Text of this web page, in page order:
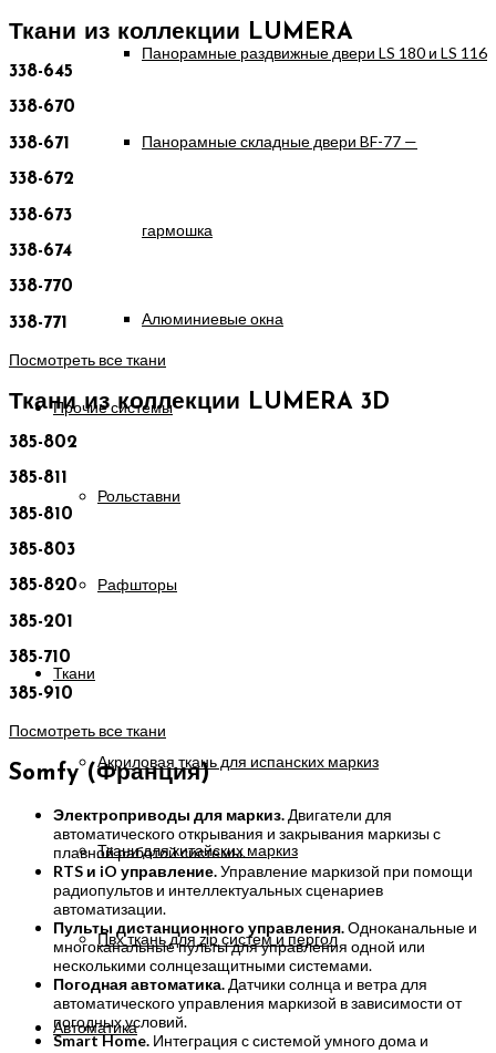
Панорамные раздвижные двери LS 180 и LS 116
Панорамные складные двери BF-77 —
гармошка
Алюминиевые окна
Прочие системы
Рольставни
Рафшторы
Ткани
Акриловая ткань для испанских маркиз
Ткани для китайских маркиз
Пвх ткань для zip систем и пергол
Автоматика
Ткани из коллекции LUMERA
338-645
338-670
338-671
338-672
338-673
338-674
338-770
338-771
Посмотреть все ткани
Ткани из коллекции LUMERA 3D
385-802
385-811
385-810
385-803
385-820
385-201
385-710
385-910
Посмотреть все ткани
Somfy (Франция)
Электроприводы для маркиз. Двигатели для
автоматического открывания и закрывания маркизы с
плавной работой системы.
RTS и iO управление.Управление маркизой при помощи
радиопультов и интеллектуальных сценариев
автоматизации.
Пульты дистанционного управления.Одноканальные и
многоканальные пульты для управления одной или
несколькими солнцезащитными системами.
Погодная автоматика. Датчики солнца и ветра для
автоматического управления маркизой в зависимости от
погодных условий.
Smart Home. Интеграция с системой умного дома и